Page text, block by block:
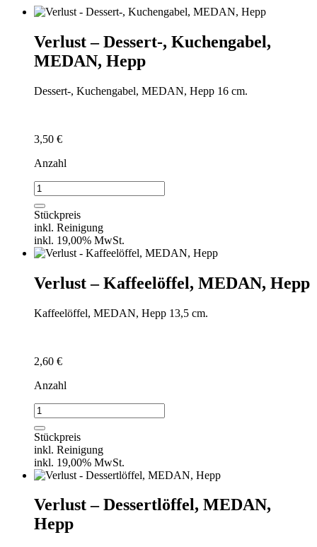
Verlust – Dessert-, Kuchengabel,
MEDAN, Hepp
Dessert-, Kuchengabel, MEDAN, Hepp 16 cm.
3,50 €
Anzahl
Verlust
-
Dessert-,
Kuchengabel,
MEDAN,
Hepp
Stückpreis
inkl. Reinigung
inkl. 19,00% MwSt.
Verlust – Kaffeelöffel, MEDAN, Hepp
Kaffeelöffel, MEDAN, Hepp 13,5 cm.
2,60 €
Anzahl
Verlust
-
Kaffeelöffel,
MEDAN,
Hepp
Menge
Stückpreis
inkl. Reinigung
inkl. 19,00% MwSt.
Verlust – Dessertlöffel, MEDAN,
Hepp